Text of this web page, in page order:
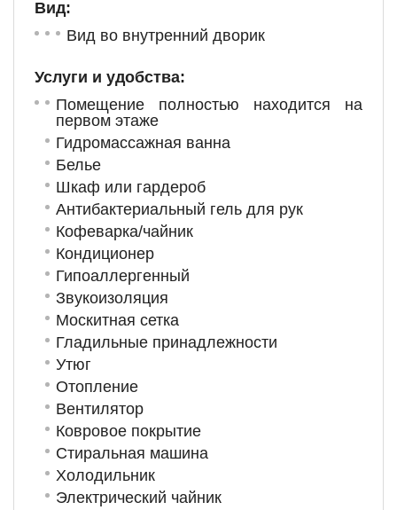
Вид:
Вид во внутренний дворик
Услуги и удобства: ​
Помещение полностью находится на
первом этаже
Гидромассажная ванна
Белье
Шкаф или гардероб
Антибактериальный гель для рук
Кофеварка/чайник
Кондиционер
Гипоаллергенный
Звукоизоляция
Москитная сетка
Гладильные принадлежности
Утюг
Отопление
Вентилятор
Ковровое покрытие
Стиральная машина
Холодильник
Электрический чайник